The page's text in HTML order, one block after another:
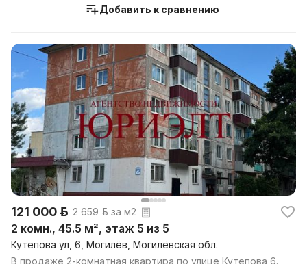
Добавить к сравнению
121 000 р. 2 659 р. за м2
2 комн., 45.5 м², этаж 5 из 5
Кутепова ул, 6, Могилёв, Могилёвская обл.
В продаже 2-комнатная квартира по улице Кутепова,6.